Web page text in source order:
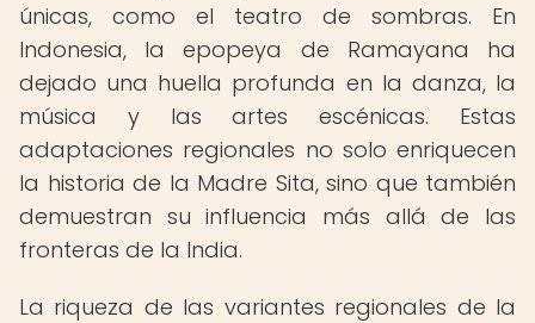
únicas, como el teatro de sombras. En
Indonesia, la epopeya de Ramayana ha
dejado una huella profunda en la danza, la
música y las artes escénicas. Estas
adaptaciones regionales no solo enriquecen
la historia de la Madre Sita, sino que también
demuestran su influencia más allá de las
fronteras de la India.
La riqueza de las variantes regionales de la